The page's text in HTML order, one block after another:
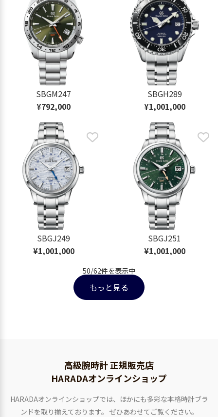
SBGM247
¥792,000
SBGH289
¥1,001,000
SBGJ249
¥1,001,000
SBGJ251
¥1,001,000
50/62件を表示中
もっと見る
高級腕時計 正規販売店
HARADAオンラインショップ
HARADAオンラインショップでは、ほかにも多彩な本格時計ブラ
ンドを取り揃えております。 ぜひあわせてご覧ください。